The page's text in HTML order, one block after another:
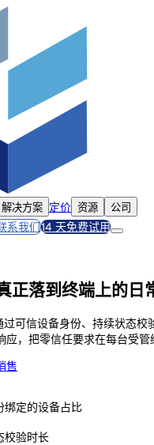
解决方案 定价 资源
公司
系我们14 天免费试用
正落到终端上的日
过可信设备身份、持续状态校
应，把零信任要求在每台受管
售
绑定的设备占比
校验时长